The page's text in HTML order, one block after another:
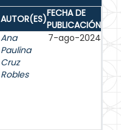
AUTOR(ES)FECHA DE
PUBLICACIÓN
Ana
Paulina
Cruz
Robles
7-ago-2024